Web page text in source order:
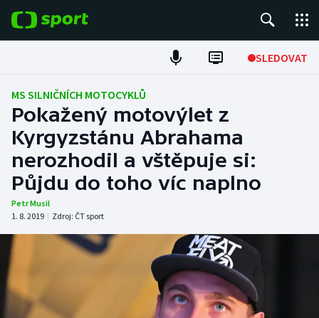
SLEDOVAT
Fotbal
Hokej
Tenis
Atletika
DALŠÍ SPORTY
Americký fotbal
NEPŘEHLÉDNĚTE
MS SILNIČNÍCH MOTOCYKLŮ
Pokažený motovýlet z
Kyrgyzstánu Abrahama
nerozhodil a vštěpuje si:
Půjdu do toho víc naplno
Petr Musil
1. 8. 2019 | Zdroj: ČT sport